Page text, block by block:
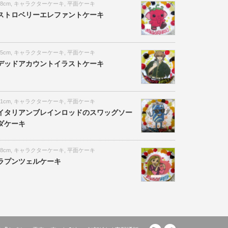
キャラクターケーキ 平面ケーキ
トロベリーエレファントケーキ
キャラクターケーキ 平面ケーキ
ッドアカウントイラストケーキ
キャラクターケーキ 平面ケーキ
タリアンブレインロッドのスワッグソー
ケーキ
キャラクターケーキ 平面ケーキ
プンツェルケーキ
RSS